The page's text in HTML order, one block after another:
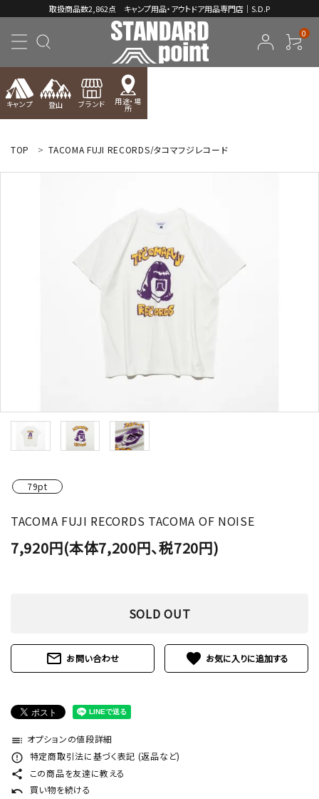
取扱商品数2,862点 キャンプ用品・アウトドア用品専門店｜S.D.P
0
キャンプ 登山 ブランド 用途・場
所
ようこそ ゲスト 様
INFORMATION
TOP TACOMA FUJI RECORDS/タコマフジレコード
79pt
TACOMA FUJI RECORDS TACOMA OF NOISE
7,920円(本体7,200円、税720円)
SOLD OUT
mail_outline お問い合わせ favorite
toc オプションの値段詳細
error_outline 特定商取引法に基づく表記 (返品など)
share この商品を友達に教える
undo 買い物を続ける